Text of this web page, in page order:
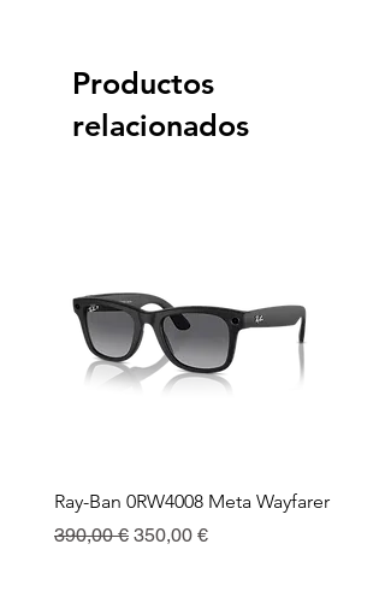
Productos
relacionados
Ray-Ban 0RW4008 Meta Wayfarer
Precio
390,00 € Precio de oferta
350,00 €